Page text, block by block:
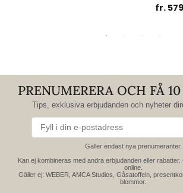
fr.
PRENUMERERA OCH FÅ
Tips, exklusiva erbjudanden och nyheter
Gäller endast nya prenumeranter.
Kan ej kombineras med andra erbjudanden eller
online.
Gäller ej: WEBER, AMCA Studios, Gåsatoffeln,
blommor.